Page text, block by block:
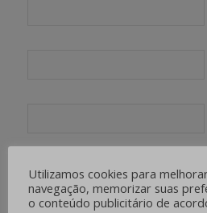
Utilizamos cookies para
navegação, memorizar suas
o conteúdo publicitário de